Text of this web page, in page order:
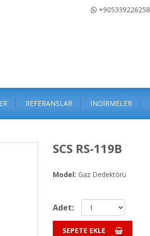
+905339226258
REFERANSLAR İNDİRMELER
SCS RS-119B
Model: Gaz Dedektörü
Adet:
SEPETE EKLE